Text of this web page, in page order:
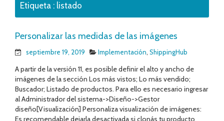
Etiqueta : listado
Personalizar las medidas de las imágenes
septiembre 19, 2019 Implementación, ShippingHub
A partir de la versión 11, es posible definir el alto y ancho de
imágenes de la sección Los más vistos; Lo más vendido;
Buscador; Listado de productos. Para ello es necesario ingresar
al Administrador del sistema->Diseño->Gestor
diseño[Visualización] Personaliza visualización de imágenes:
Es recomendable dejarla desactivada si clonás tu producto